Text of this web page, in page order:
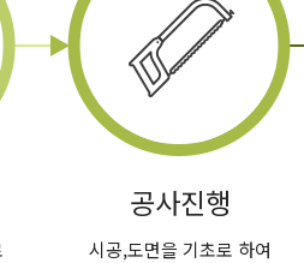
공사진행
시공,도면을 기초로 하여